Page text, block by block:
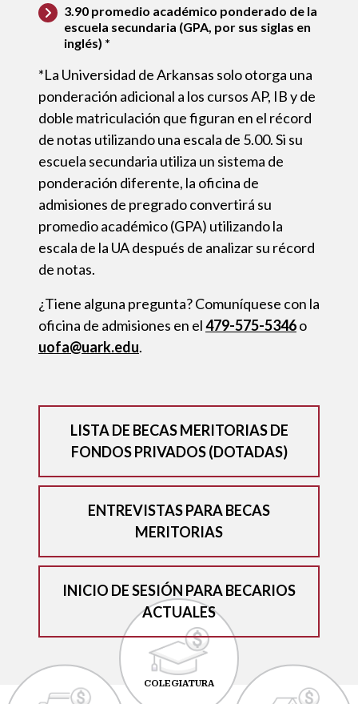
3.90 promedio académico ponderado de la
escuela secundaria (GPA, por sus siglas en
inglés) *
*La Universidad de Arkansas solo otorga una
ponderación adicional a los cursos AP, IB y de
doble matriculación que figuran en el récord
de notas utilizando una escala de 5.00. Si su
escuela secundaria utiliza un sistema de
ponderación diferente, la oficina de
admisiones de pregrado convertirá su
promedio académico (GPA) utilizando la
escala de la UA después de analizar su récord
de notas.
¿Tiene alguna pregunta? Comuníquese con la
oficina de admisiones en el479-575-5346o
uofa@uark.edu.
LISTA DE BECAS MERITORIAS DE
FONDOS PRIVADOS (DOTADAS)
ENTREVISTAS PARA BECAS
MERITORIAS
INICIO DE SESIÓN PARA BECARIOS
ACTUALES
COLEGIATURA